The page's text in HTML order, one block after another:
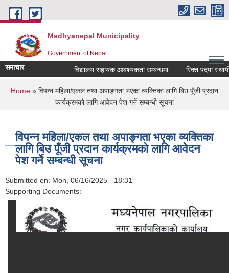
Skip to main content
Madhyanepal Municipality
Government of Nepal
समाचार विद्यालय सहायक आवश्यकता सम्बन्धमा रिक्त पदमा स्थायी
You are here
Home » विपन्न महिला/एकल तथा अपाङ्गता भएका व्यक्तिका लागि बिउ पूँजी प्रदान
कार्यक्रमको लागि आवेदन पेश गर्ने सम्बन्धी सूचना
विपन्न महिला/एकल तथा अपाङ्गता भएका व्यक्तिका
लागि बिउ पूँजी प्रदान कार्यक्रमको लागि आवेदन
पेश गर्ने सम्बन्धी सूचना
Submitted on: Mon, 06/16/2025 - 18:31
Supporting Documents: